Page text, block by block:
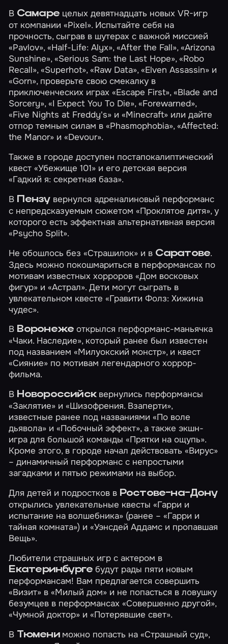
В Самарецелых девятнадцать новых VR-игр
от компании «Pixel». Испытайте себя на
прочность, сыграв в шутерах с важной миссией
«Pavlov»,«Half-Life: Alyx»,«After the Fall»,«Arizona
Sunshine»,«Serious Sam: the Last Hope»,«Robo
Recall»,«Superhot»,«Raw Data»,«Elven Assassin» и
«Gorn», проверьте свою смекалку в
приключенческих играх«Escape First»,«Blade and
Sorcery»,«I Expect You To Die»,«Forewarned»,
«Five Nights at Freddy's» и«Minecraft» или дайте
отпор темным силам в«Phasmophobia»,«Affected:
the Manor» и«Devour».
Также в городе доступен постапокалиптический
квест«Убежище 101» и его детская версия
«Гадкий я: секретная база».
В Пензувернулся адреналиновый перформанс
с непредсказуемым сюжетом«Проклятое дитя», у
которого есть эффектная альтернативная версия
«Psycho Split».
Не обошлось без«Страшилок» и в Саратове.
Здесь можно покошмариться в перформансах по
мотивам известных хорроров«Дом восковых
фигур» и«Астрал». Дети могут сыграть в
увлекательном квесте«Гравити Фолз: Хижина
чудес».
В Воронеже открылся перформанс-маньячка
«Чаки. Наследие», который ранее был известен
под названием «Милуокский монстр», и квест
«Сияние» по мотивам легендарного хоррор-
фильма.
В Новороссийсквернулись перформансы
«Заклятие» и«Шизофрения. Взаперти»,
известные ранее под названиями «По воле
дьявола» и «Побочный эффект», а также экшн-
игра для большой команды«Прятки на ощупь».
Кроме этого, в городе начал действовать«Вирус»
– динамичный перформанс с непростыми
загадками и пятью режимами на выбор.
Для детей и подростков в Ростове-на-Дону
открылись увлекательные квесты«Гарри и
испытание на волшебника» (ранее – «Гарри и
тайная комната») и«Уэнсдей Аддамс и пропавшая
Вещь».
Любители страшных игр с актером в
Екатеринбурге будут рады пяти новым
перформансам! Вам предлагается совершить
«Визит» в«Милый дом» и не попасться в ловушку
безумцев в перформансах«Совершенно другой»,
«Чумной доктор» и«Потерявшие свет».
В Тюмени можно попасть на «Страшный суд»,